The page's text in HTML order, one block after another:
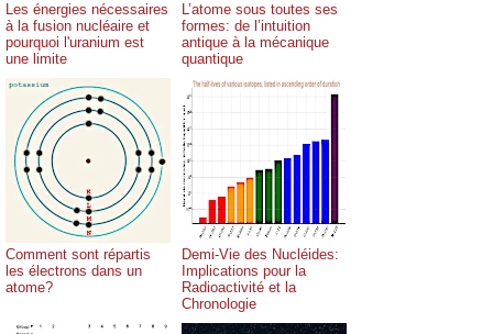
Les énergies nécessaires
à la fusion nucléaire et
pourquoi l'uranium est
une limite
L’atome sous toutes ses
formes: de l’intuition
antique à la mécanique
quantique
Comment sont répartis
les électrons dans un
atome?
Demi-Vie des Nucléides:
Implications pour la
Radioactivité et la
Chronologie